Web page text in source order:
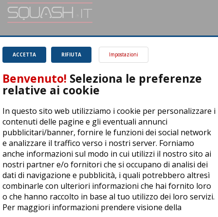
magnifico sport.
Leggi
RIFIUTA
ACCETTA Impostazioni
Benvenuto! Seleziona le preferenze
relative ai cookie
In questo sito web utilizziamo i cookie per personalizzare i
contenuti delle pagine e gli eventuali annunci
pubblicitari/banner, fornire le funzioni dei social network
e analizzare il traffico verso i nostri server. Forniamo
anche informazioni sul modo in cui utilizzi il nostro sito ai
nostri partner e/o fornitori che si occupano di analisi dei
dati di navigazione e pubblicità, i quali potrebbero altresì
combinarle con ulteriori informazioni che hai fornito loro
o che hanno raccolto in base al tuo utilizzo dei loro servizi.
Per maggiori informazioni prendere visione della
ASD Let's Sport - Via T. Olivelli 3, 25014 Castenedolo (BS) - P. Iva:
04278030988
© Copyright 2015 | All Rights Reserved - Powered byDynDevice
Privacy Policy Cookie Policy Accessibilità Sitemap